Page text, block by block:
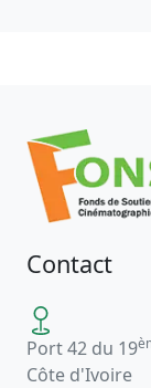
Contact
Port 42 du 19
Côte d'Ivoire